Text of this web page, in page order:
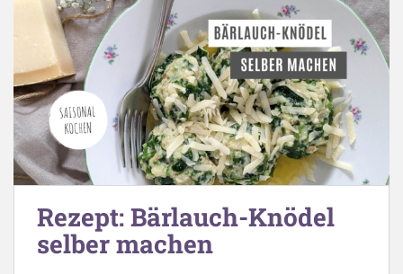
Rezept: Bärlauch-Knödel
selber machen